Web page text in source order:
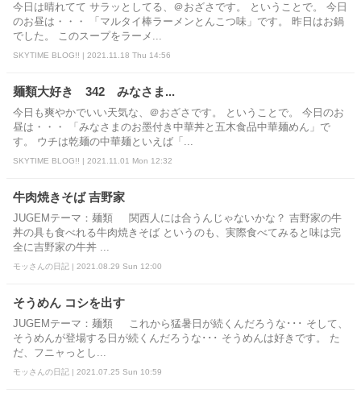
今日は晴れてて サラッとしてる、＠おざさです。 ということで。 今日
のお昼は・・・ 「マルタイ棒ラーメンとんこつ味」です。 昨日はお鍋
でした。 このスープをラーメ...
SKYTIME BLOG!! | 2021.11.18 Thu 14:56
麺類大好き 342 みなさま...
今日も爽やかでいい天気な、＠おざさです。 ということで。 今日のお
昼は・・・ 「みなさまのお墨付き中華丼と五木食品中華麺めん」で
す。 ウチは乾麺の中華麺といえば「...
SKYTIME BLOG!! | 2021.11.01 Mon 12:32
牛肉焼きそば 吉野家
JUGEMテーマ：麺類 関西人には合うんじゃないかな？ 吉野家の牛
丼の具も食べれる牛肉焼きそば というのも、実際食べてみると味は完
全に吉野家の牛丼 ...
モッさんの日記 | 2021.08.29 Sun 12:00
そうめん コシを出す
JUGEMテーマ：麺類 これから猛暑日が続くんだろうな･･･ そして、
そうめんが登場する日が続くんだろうな･･･ そうめんは好きです。 た
だ、フニャっとし...
モッさんの日記 | 2021.07.25 Sun 10:59